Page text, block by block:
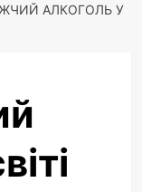
АЛКОГОЛЬ У